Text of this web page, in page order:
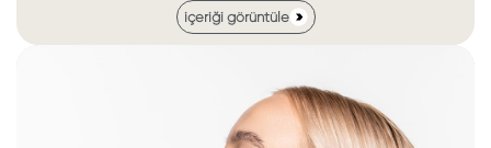
içeriği görüntüle